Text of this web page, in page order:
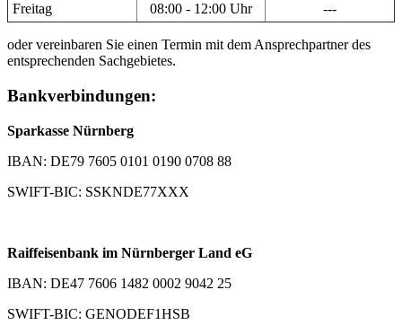
Freitag
08:00 - 12:00 Uhr ---
oder vereinbaren Sie einen Termin mit dem Ansprechpartner des
entsprechenden Sachgebietes.
Bankverbindungen:
Sparkasse Nürnberg
IBAN: DE79 7605 0101 0190 0708 88
SWIFT-BIC: SSKNDE77XXX
Raiffeisenbank im Nürnberger Land eG
IBAN: DE47 7606 1482 0002 9042 25
SWIFT-BIC: GENODEF1HSB